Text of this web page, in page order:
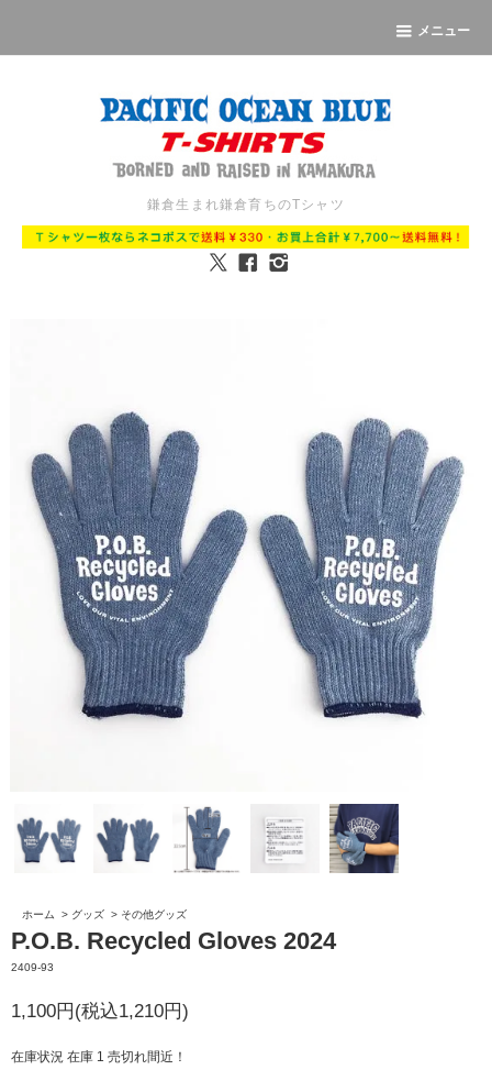
メニュー
鎌倉生まれ鎌倉育ちのTシャツ
ホーム > グッズ > その他グッズ
P.O.B. Recycled Gloves 2024
2409-93
1,100円(税込1,210円)
在庫状況 在庫 1 売切れ間近！